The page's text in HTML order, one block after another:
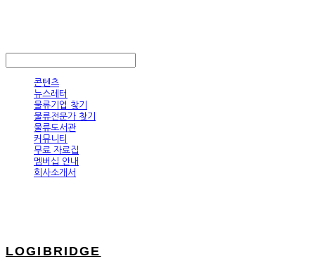
콘텐츠
뉴스레터
물류기업 찾기
물류전문가 찾기
물류도서관
커뮤니티
무료 자료집
멤버십 안내
회사소개서
LOGIBRIDGE